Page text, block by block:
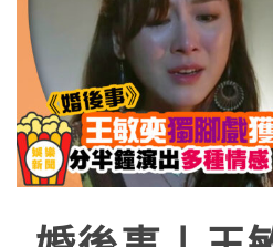
婚後事丨王